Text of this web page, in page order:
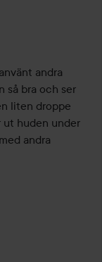
andra
så bra och ser
liten droppe
ut huden under
andra